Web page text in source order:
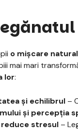
o mișcare
mai mari
lor:
și echilibrul –
și percepția
stresul –